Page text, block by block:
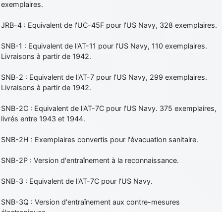
exemplaires.
JRB-4 : Equivalent de l'UC-45F pour l'US Navy, 328 exemplaires.
SNB-1 : Equivalent de l'AT-11 pour l'US Navy, 110 exemplaires.
Livraisons à partir de 1942.
SNB-2 : Equivalent de l'AT-7 pour l'US Navy, 299 exemplaires.
Livraisons à partir de 1942.
SNB-2C : Equivalent de l'AT-7C pour l'US Navy. 375 exemplaires,
livrés entre 1943 et 1944.
SNB-2H : Exemplaires convertis pour l'évacuation sanitaire.
SNB-2P : Version d'entraînement à la reconnaissance.
SNB-3 : Equivalent de l'AT-7C pour l'US Navy.
SNB-3Q : Version d'entraînement aux contre-mesures